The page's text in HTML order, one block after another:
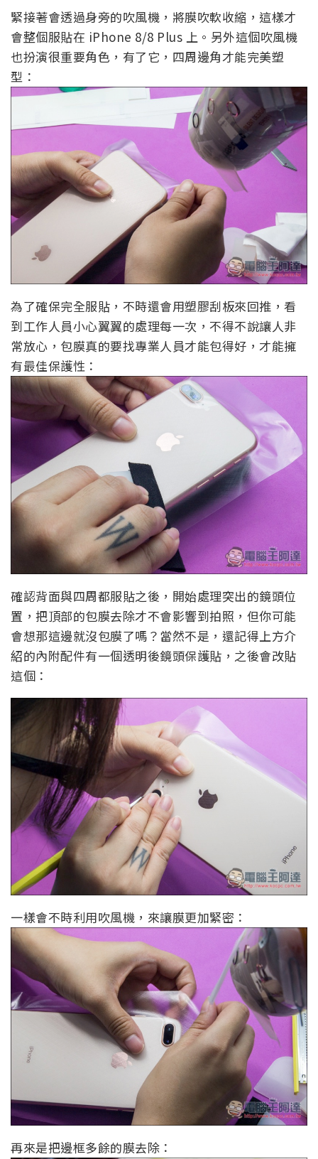
緊接著會透過身旁的吹風機，將膜吹軟收縮，這樣才
會整個服貼在 iPhone 8/8 Plus 上。另外這個吹風機
也扮演很重要角色，有了它，四周邊角才能完美塑
型：
為了確保完全服貼，不時還會用塑膠刮板來回推，看
到工作人員小心翼翼的處理每一次，不得不說讓人非
常放心，包膜真的要找專業人員才能包得好，才能擁
有最佳保護性：
確認背面與四周都服貼之後，開始處理突出的鏡頭位
置，把頂部的包膜去除才不會影響到拍照，但你可能
會想那這邊就沒包膜了嗎？當然不是，還記得上方介
紹的內附配件有一個透明後鏡頭保護貼，之後會改貼
這個：
一樣會不時利用吹風機，來讓膜更加緊密：
再來是把邊框多餘的膜去除：